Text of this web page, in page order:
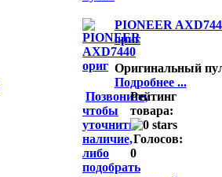
PIONEER
ориг
Оригинальный
Подробнее ...
Позвоните,
чтобы
уточнить
наличие,
либо
подобрать
Рейтинг
товара:
Голосов:
0